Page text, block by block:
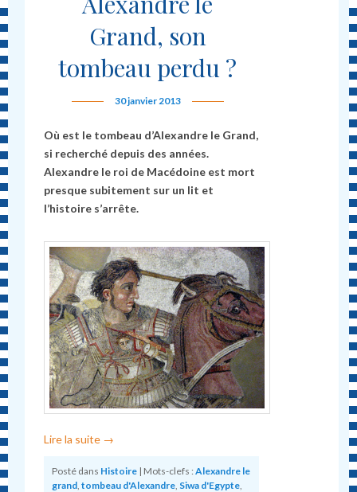
Grand, son
tombeau perdu ?
30 janvier 2013
Où est le tombeau d’Alexandre le Grand,
si recherché depuis des années.
Alexandre le roi de Macédoine est mort
presque subitement sur un lit et
l’histoire s’arrête.
Lire la suite →
Posté dans Histoire | Mots-clefs : Alexandre le
grand ,tombeau d'Alexandre Siwa d'Egypte